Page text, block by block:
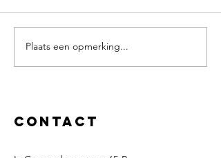
Het laatste selectiewerk
klaar voor het koppen van
Plaats een opmerking...
Contact